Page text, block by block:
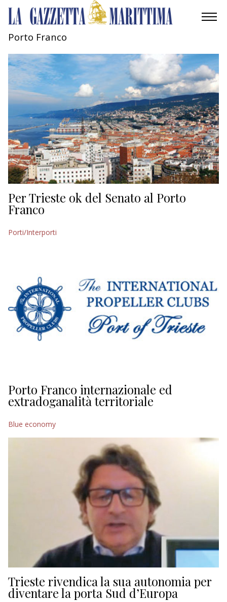
MOBILITÀ
INDUSTRIA
RICERCA
ECONOMIA
TURISMO
CULTURA
Porto Franco
Per Trieste ok del Senato al Porto
Franco
Porti/Interporti
Porto Franco internazionale ed
extradoganalità territoriale
Blue economy
Trieste rivendica la sua autonomia per
diventare la porta Sud d’Europa